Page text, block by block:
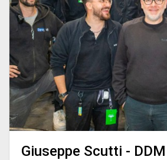
Giuseppe Scutti -